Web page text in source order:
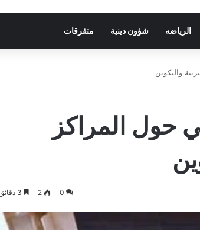
الرياضه شؤون دينية متفرقات
والتكوين
حول المراكز
0
2